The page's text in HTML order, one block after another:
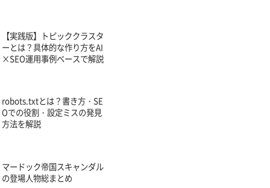
【実践版】トピッククラスタ
ーとは？具体的な作り方をAI
×SEO運用事例ベースで解説
robots.txtとは？書き方・SE
Oでの役割・設定ミスの発見
方法を解説
マードック帝国スキャンダル
の登場人物総まとめ